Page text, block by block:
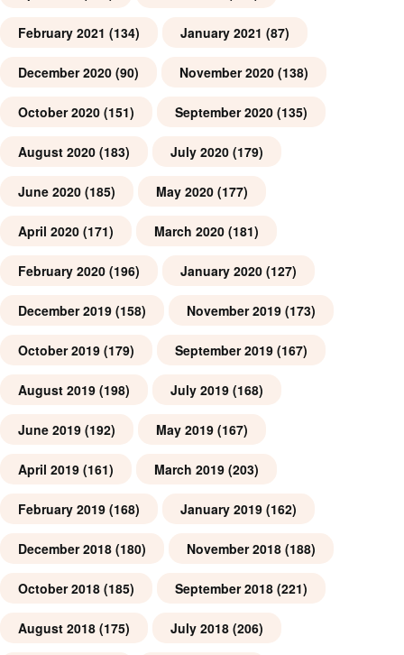
February 2021 (134) January 2021 (87)
December 2020 (90) November 2020 (138)
October 2020 (151) September 2020 (135)
August 2020 (183) July 2020 (179)
June 2020 (185) May 2020 (177)
April 2020 (171) March 2020 (181)
February 2020 (196) January 2020 (127)
December 2019 (158) November 2019 (173)
October 2019 (179) September 2019 (167)
August 2019 (198) July 2019 (168)
June 2019 (192) May 2019 (167)
April 2019 (161) March 2019 (203)
February 2019 (168) January 2019 (162)
December 2018 (180) November 2018 (188)
October 2018 (185) September 2018 (221)
August 2018 (175) July 2018 (206)